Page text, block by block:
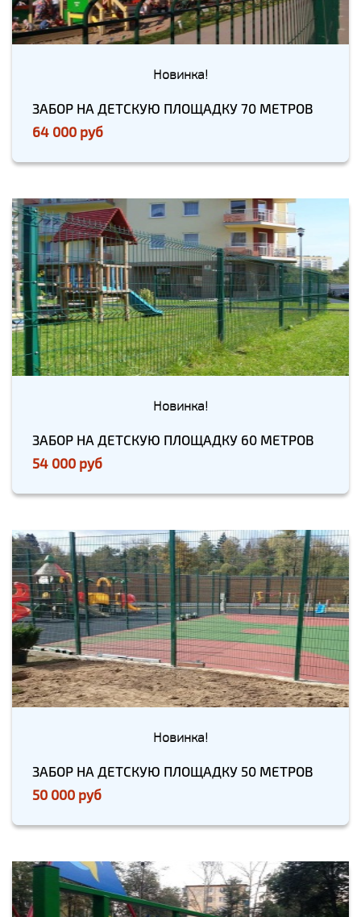
Новинка!
ЗАБОР НА ДЕТСКУЮ ПЛОЩАДКУ 70 МЕТРОВ
64 000 руб
Новинка!
ЗАБОР НА ДЕТСКУЮ ПЛОЩАДКУ 60 МЕТРОВ
54 000 руб
Новинка!
ЗАБОР НА ДЕТСКУЮ ПЛОЩАДКУ 50 МЕТРОВ
50 000 руб